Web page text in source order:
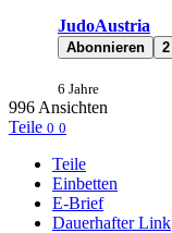
JudoAustria
Abonnieren 2
6 Jahre
996 Ansichten
Teile 0 0
Teile
Einbetten
E-Brief
Dauerhafter Link